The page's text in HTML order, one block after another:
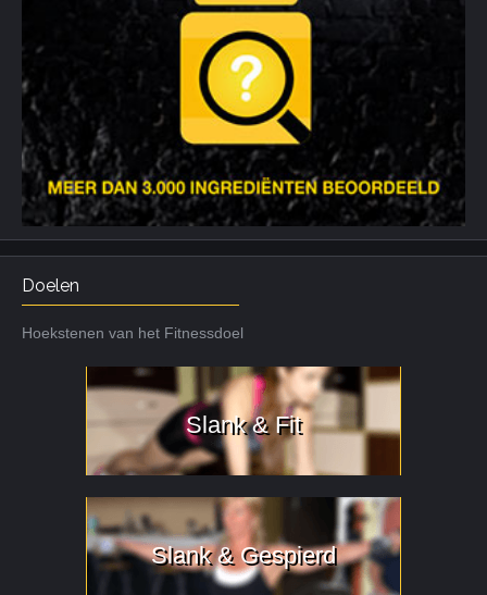
Doelen
Hoekstenen van het Fitnessdoel
Slank & Fit
Slank & Gespierd